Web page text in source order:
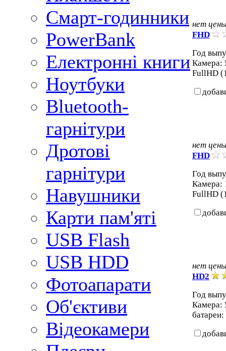
Смарт-годинники
PowerBank
Електронні книги
Ноутбуки
Bluetooth-
гарнітури
Дротові
гарнітури
Навушники
Карти пам'яті
USB Flash
USB HDD
Фотоапарати
Об'єктиви
Відеокамери
нет
FHD
Год
Камера:
FullHD
нет
FHD
Год
Камера:
FullHD
нет
HD2
Год
Камера: